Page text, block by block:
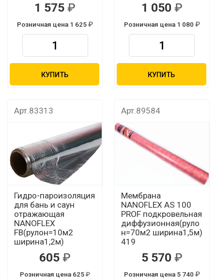
1 575
Розничная цена 1 625
КУПИТЬ
1 050
Розничная цена 1 080
КУПИТЬ
Арт.83313
Гидро-пароизоляция
для бань и саун
отражающая
NANOFLEX
FB(рулон=10м2
ширина1,2м)
605
Розничная цена 625
Арт.89584
Мембрана
NANOFLEX AS 100
PROF подкровельная
диффузионная(руло
н=70м2 ширина1,5м)
419
5 570
Розничная цена 5 740